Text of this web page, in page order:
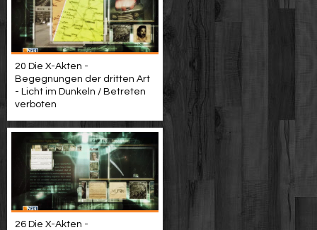
20 Die X-Akten -
Begegnungen der dritten Art
- Licht im Dunkeln / Betreten
verboten
26 Die X-Akten -